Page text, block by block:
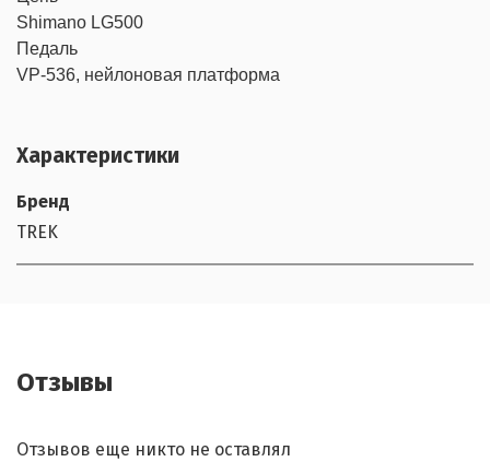
Shimano LG500
Педаль
VP-536, нейлоновая платформа
Характеристики
Бренд
TREK
Отзывы
Отзывов еще никто не оставлял